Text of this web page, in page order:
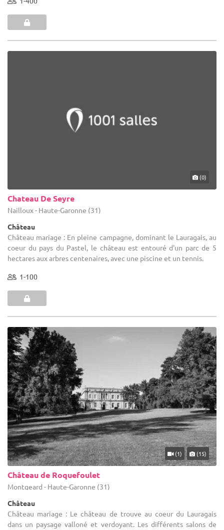
(0)
Chateau De Seyre
Nailloux - Haute-Garonne (31)
Château
Château mariage : En pleine campagne, dominant le Lauragais, au
coeur du pays du Pastel, le château est entouré d'un parc de 5
hectares aux arbres centenaires, avec une piscine et un tennis.
1-100
(1) (15)
Château de Roquefoulet
Montgeard - Haute-Garonne (31)
Château
Château mariage : Le château de trouve au coeur du Lauragais
dans un paysage valloné et verdoyant. Les différents salons de